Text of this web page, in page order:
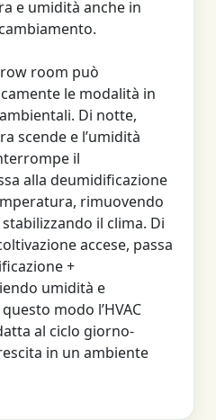
e umidità anche in
room può
le modalità in
Di notte,
scende e l’umidità
il
alla deumidificazione
rimuovendo
il clima. Di
accese, passa
+
umidità e
modo l’HVAC
al ciclo giorno-
in un ambiente